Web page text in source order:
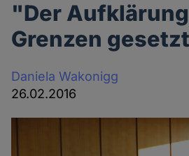
"Der
Grenzen
Daniela Wakonigg
26.02.2016